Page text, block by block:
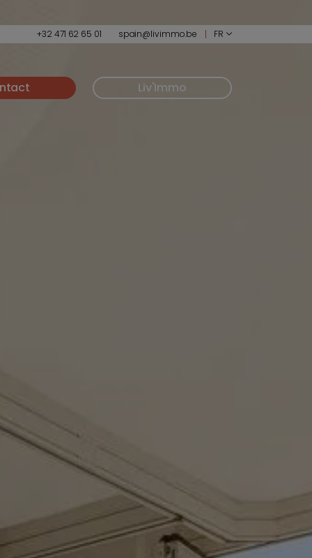
+32 471 62 65 01 spain@livimmo.be FR
Liv'Immo